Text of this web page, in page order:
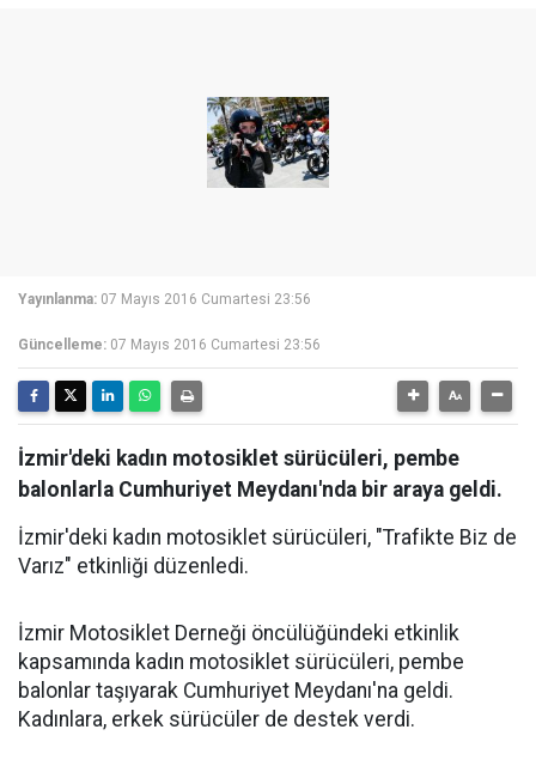
Yayınlanma: 07 Mayıs 2016 Cumartesi 23:56
Güncelleme: 07 Mayıs 2016 Cumartesi 23:56
İzmir'deki kadın motosiklet sürücüleri, pembe
balonlarla Cumhuriyet Meydanı'nda bir araya geldi.
İzmir'deki kadın motosiklet sürücüleri, "Trafikte Biz de
Varız" etkinliği düzenledi.
İzmir Motosiklet Derneği öncülüğündeki etkinlik
kapsamında kadın motosiklet sürücüleri, pembe
balonlar taşıyarak Cumhuriyet Meydanı'na geldi.
Kadınlara, erkek sürücüler de destek verdi.